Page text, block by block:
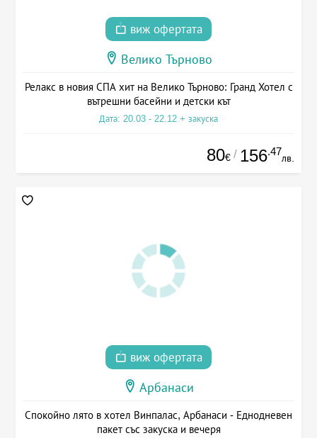
виж офертата
Велико Търново
Релакс в новия СПА хит на Велико Търново: Гранд Хотел с
вътрешни басейни и детски кът
Дата: 20.03 - 22.12 + закуска
80€ / 156.47
лв.
виж офертата
Арбанаси
Спокойно лято в хотел Винпалас, Арбанаси - Еднодневен
пакет със закуска и вечеря